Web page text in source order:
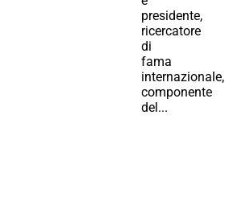
presidente,
ricercatore
di
fama
internazionale,
componente
del...